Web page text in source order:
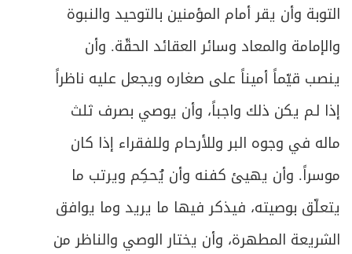
التوبة وأن يقر أمام المؤمنين بالتوحيد والنبوة
والإمامة والمعاد وسائر العقائد الحقّة. وأن
ينصب قيّماً أميناً على صغاره ويجعل عليه ناظراً
إذا لـم يكن ذلك واجباً، وأن يوصي بصرف ثلث
ماله في وجوه البر وللأرحام وللفقراء إذا كان
موسراً. وأن يهيئ كفنه وأن يُحكِم ويرتب ما
يتعلّق بوصيته، فيذكر فيها ما يريد وما يوافق
الشريعة المطهرة، وأن يختار الوصي والناظر من
ص
376 المبحث الرابع ـ مبدأ الشروع في القصر
378
المبحث الخامس ـ أحكام الخلل في صلاة
المسافر
ص381 الفصل الخامس: في صلاة الجماعة
ص
384
المبحث الأول ـ في الصلوات التي يسوغ فيها
الاقتداء
386 المبحث الثاني ـ في كيفية الاقتداء